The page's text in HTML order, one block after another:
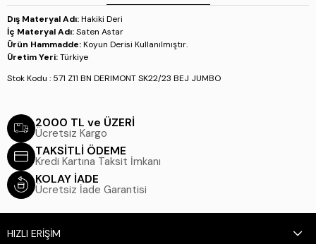
Dış Materyal Adı:Hakiki Deri
İç Materyal Adı:Saten Astar
Ürün Hammadde:Koyun Derisi Kullanılmıştır.
Üretim Yeri:Türkiye
Stok Kodu : 571 Z11 BN DERIMONT SK22/23 BEJ JUMBO
2000 TL ve ÜZERİ
Ücretsiz Kargo
TAKSİTLİ ÖDEME
Kredi Kartına Taksit İmkanı
KOLAY İADE
Ücretsiz İade Garantisi
HIZLI ERİŞİM